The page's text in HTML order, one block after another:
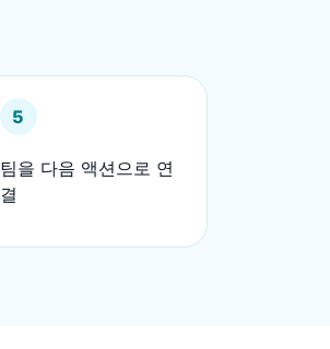
5
팀을 다음 액션으로 연
결